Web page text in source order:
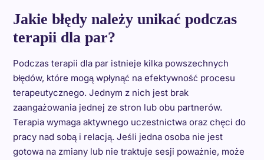
Jakie błędy należy unikać podczas
terapii dla par?
Podczas terapii dla par istnieje kilka powszechnych
błędów, które mogą wpłynąć na efektywność procesu
terapeutycznego. Jednym z nich jest brak
zaangażowania jednej ze stron lub obu partnerów.
Terapia wymaga aktywnego uczestnictwa oraz chęci do
pracy nad sobą i relacją. Jeśli jedna osoba nie jest
gotowa na zmiany lub nie traktuje sesji poważnie, może